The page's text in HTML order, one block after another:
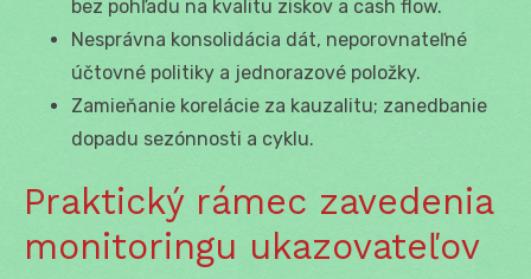
bez pohľadu na kvalitu ziskov a cash flow.
Nesprávna konsolidácia dát, neporovnateľné
účtovné politiky a jednorazové položky.
Zamieňanie korelácie za kauzalitu; zanedbanie
dopadu sezónnosti a cyklu.
Praktický rámec zavedenia
monitoringu ukazovateľov